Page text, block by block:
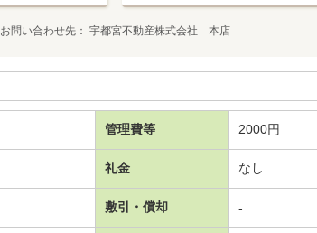
お問い合わせ先 宇都宮不動産株式会社 本店
管理費等 2000円
礼金 なし
敷引・償却 -